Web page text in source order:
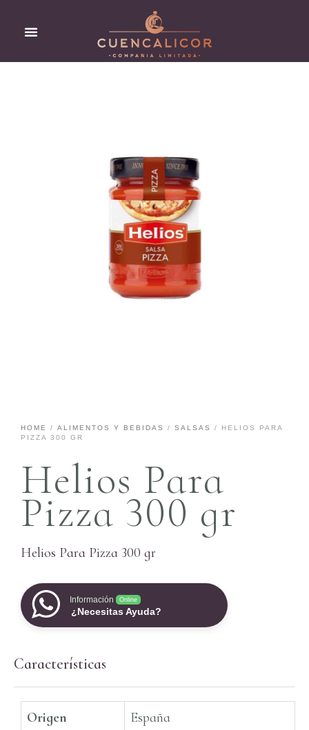
HOME / ALIMENTOS Y BEBIDAS / SALSAS
/ HELIOS PARA
PIZZA 300 GR
Helios Para
Pizza 300 gr
Helios Para Pizza 300 gr
Información Online
¿Necesitas Ayuda?
Características
Origen
España